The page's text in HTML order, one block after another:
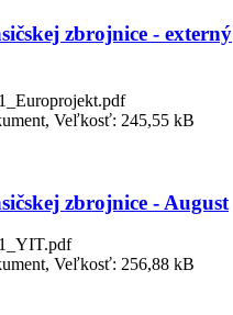
zbrojnice - externý
Veľkosť: 245,55 kB
zbrojnice - August
Veľkosť: 256,88 kB